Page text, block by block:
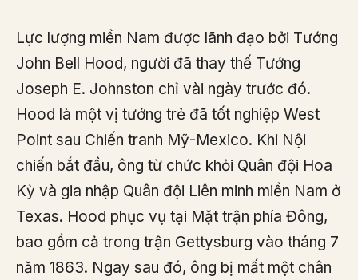
Lực lượng miền Nam được lãnh đạo bởi Tướng
John Bell Hood, người đã thay thế Tướng
Joseph E. Johnston chỉ vài ngày trước đó.
Hood là một vị tướng trẻ đã tốt nghiệp West
Point sau Chiến tranh Mỹ-Mexico. Khi Nội
chiến bắt đầu, ông từ chức khỏi Quân đội Hoa
Kỳ và gia nhập Quân đội Liên minh miền Nam ở
Texas. Hood phục vụ tại Mặt trận phía Đông,
bao gồm cả trong trận Gettysburg vào tháng 7
năm 1863. Ngay sau đó, ông bị mất một chân